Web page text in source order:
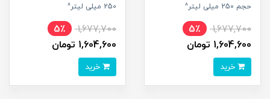
حجم 250 میلی لیتر^
1,677,700
5٪
1,604,600 تومان
250 میلی لیتر^
1,677,700
5٪
1,604,600 تومان